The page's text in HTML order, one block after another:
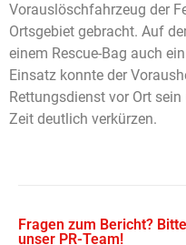
Vorauslöschfahrzeug der
Ortsgebiet gebracht. Auf
einem Rescue-Bag auch
Einsatz konnte der
Rettungsdienst vor Ort
Zeit deutlich verkürzen.
Fragen zum Bericht?
unser PR-Team!